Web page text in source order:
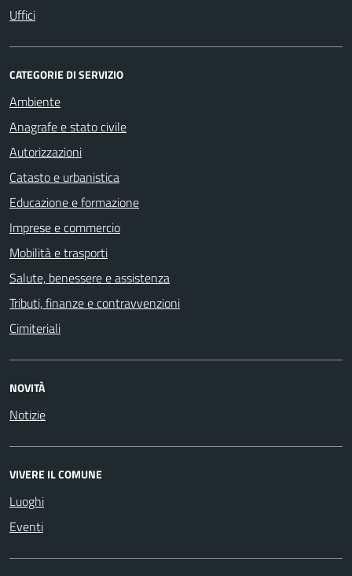
Uffici
CATEGORIE DI SERVIZIO
Ambiente
Anagrafe e stato civile
Autorizzazioni
Catasto e urbanistica
Educazione e formazione
Imprese e commercio
Mobilità e trasporti
Salute, benessere e assistenza
Tributi, finanze e contravvenzioni
Cimiteriali
NOVITÀ
Notizie
VIVERE IL COMUNE
Luoghi
Eventi